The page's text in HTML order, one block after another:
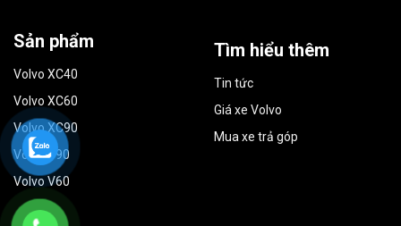
Sản phẩm
Volvo XC40
Volvo XC60
Volvo XC90
Volvo S90
Volvo V60
Tìm hiểu thêm
Tin tức
Giá xe Volvo
Mua xe trả góp